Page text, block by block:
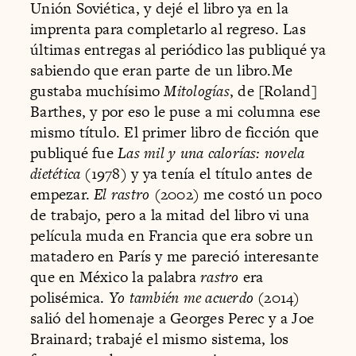
Unión Soviética, y dejé el libro ya en la
imprenta para completarlo al regreso. Las
últimas entregas al periódico las publiqué ya
sabiendo que eran parte de un libro.Me
gustaba muchísimoMitologías, de [Roland]
Barthes, y por eso le puse a mi columna ese
mismo título. El primer libro de ficción que
publiqué fueLas mil y una calorías: novela
dietética (1978) y ya tenía el título antes de
empezar.El rastro (2002) me costó un poco
de trabajo, pero a la mitad del libro vi una
película muda en Francia que era sobre un
matadero en París y me pareció interesante
que en México la palabrarastro era
polisémica. Yo también me acuerdo (2014)
salió del homenaje a Georges Perec y a Joe
Brainard; trabajé el mismo sistema, los